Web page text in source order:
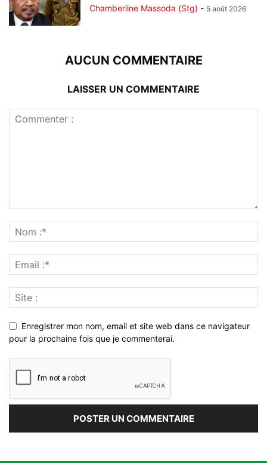
Chamberline Massoda (Stg) - 5 août 2026
AUCUN COMMENTAIRE
LAISSER UN COMMENTAIRE
Enregistrer mon nom, email et site web dans ce navigateur
pour la prochaine fois que je commenterai.